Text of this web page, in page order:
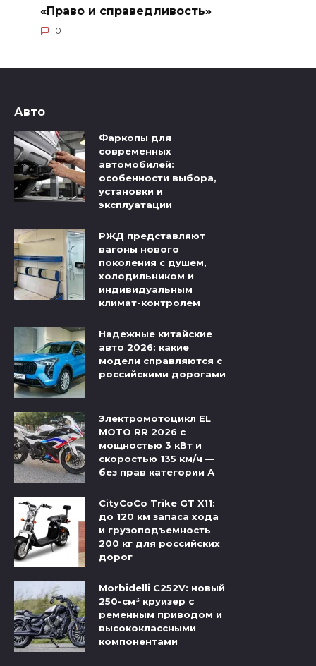
«Право и справедливость»
0
Авто
Фаркопы для
современных
автомобилей:
особенности выбора,
установки и
эксплуатации
РЖД представляют
вагоны нового
поколения с душем,
холодильником и
индивидуальным
климат-контролем
Надежные китайские
авто 2026: какие
модели справляются с
российскими дорогами
Электромотоцикл EL
MOTO RR 2026 с
мощностью 3 кВт и
скоростью 135 км/ч —
без прав категории А
CityCoCo Trike GT X11:
до 120 км запаса хода
и грузоподъемность
200 кг для российских
дорог
Morbidelli C252V: новый
250-см³ круизер с
ременным приводом и
высококлассными
компонентами